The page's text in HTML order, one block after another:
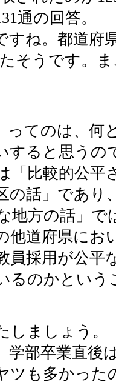
通の回答。
すね。都道府
そうです。
ってのは、何
すると思うの
「比較的公平
の話」であり
地方の話」で
他道府県にお
員採用が公平
るのかという
しましょう。
学部卒業直後
ツも多かった